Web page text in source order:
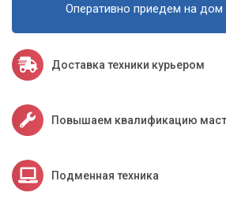
Оперативно приедем на дом
Доставка техники курьером
Повышаем квалификацию
Подменная техника